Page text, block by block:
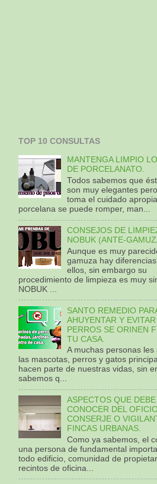
TOP 10 CONSULTAS
MANTENGA LIMPIO
DE PORCELANATO.
Todos sabemos que
son muy elegantes
toma el cuidado
porcelana se puede romper, man...
CONSEJOS DE
NOBUK (ANTE-
Aunque es muy
gamuza hay
ellos, sin embargo su
procedimiento de limpieza es muy
NOBUK ...
SANTO REMEDIO
AHUYENTAR Y
PERROS SE ORINEN
TU CASA.
A muchas personas les
las mascotas, perros y gatos
hacen parte de nuestras vidas, sin
sabemos q...
ASPECTOS QUE DEBE
CONOCER DEL
CONSERJE O
FINCAS URBANAS.
Como ya sabemos, el
una persona de fundamental
todo edificio, comunidad de
recintos de oficina...